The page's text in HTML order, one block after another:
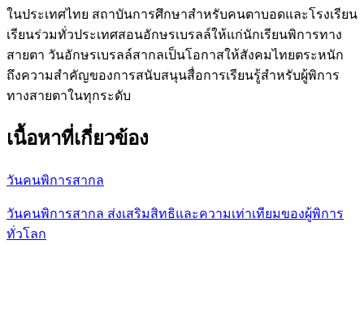
ในประเทศไทย สถาบันการศึกษาสำหรับคนตาบอดและโรงเรียน
เรียนร่วมทั่วประเทศสอนอักษรเบรลล์ให้แก่นักเรียนพิการทาง
สายตา วันอักษรเบรลล์สากลเป็นโอกาสให้สังคมไทยตระหนัก
ถึงความสำคัญของการสนับสนุนสื่อการเรียนรู้สำหรับผู้พิการ
ทางสายตาในทุกระดับ
เนื้อหาที่เกี่ยวข้อง
วันคนพิการสากล
วันคนพิการสากล ส่งเสริมสิทธิและความเท่าเทียมของผู้พิการ
ทั่วโลก